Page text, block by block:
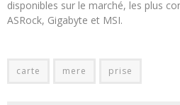
disponibles sur le marché, les plus
ASRock, Gigabyte et MSI.
carte mere prise